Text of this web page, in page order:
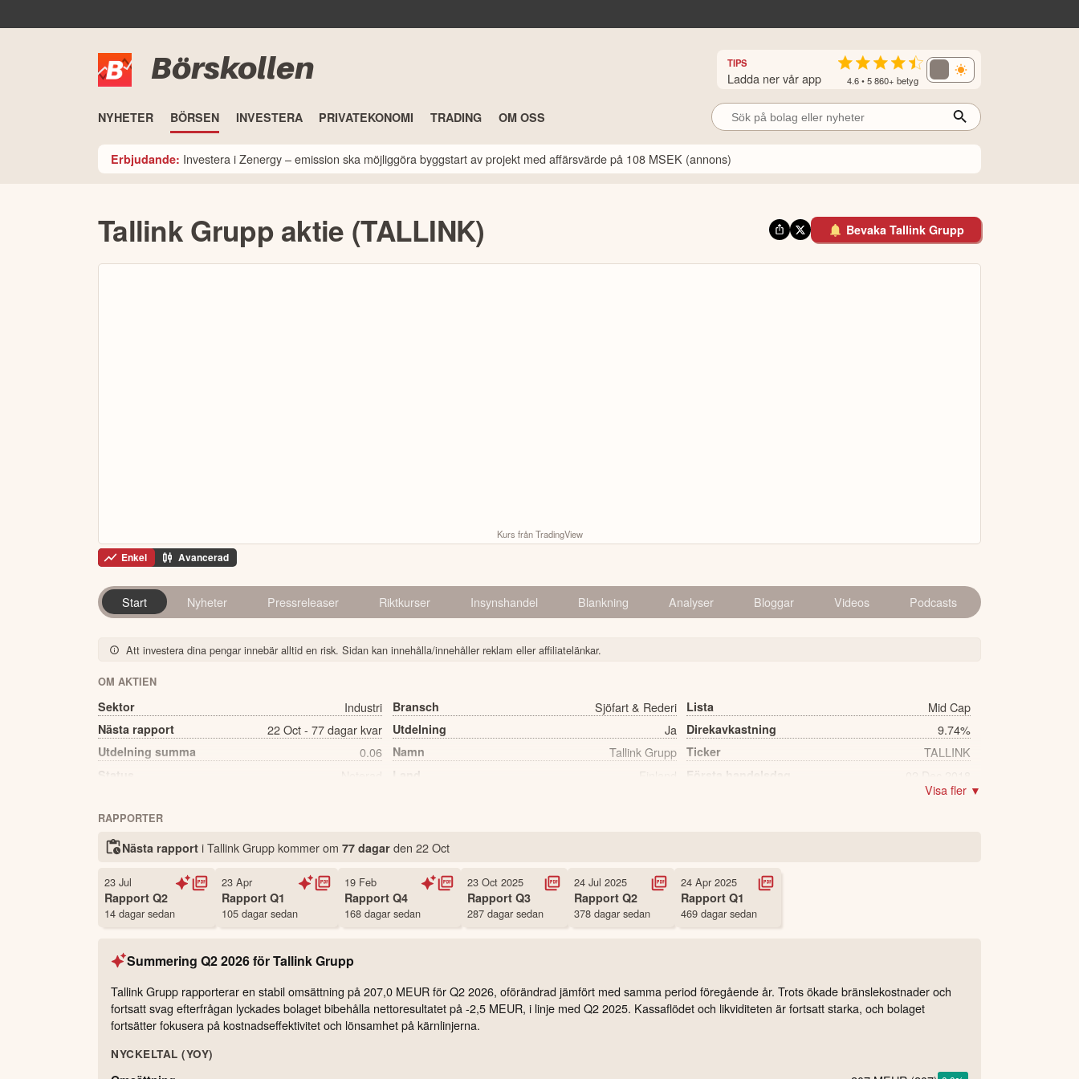
Börskollen TIPS
Ladda ner vår app 4.6 • 5 860+ betyg
NYHETER BÖRSEN INVESTERA PRIVATEKONOMI TRADING OM OSS
Erbjudande: Investera i Zenergy – emission ska möjliggöra byggstart av projekt med affärsvärde på 108 MSEK (annons)
Tallink Grupp aktie (TALLINK) Bevaka Tallink Grupp
Kurs från TradingView
Enkel Avancerad
Start Nyheter Pressreleaser Riktkurser Insynshandel Blankning Analyser Bloggar Videos Podcasts
Att investera dina pengar innebär alltid en risk. Sidan kan innehålla/innehåller reklam eller affiliatelänkar.
OM AKTIEN
Sektor Industri Bransch Sjöfart & Rederi Lista Mid Cap
Nästa rapport 22 Oct - 77 dagar kvar Utdelning Ja Direkavkastning 9.74%
Utdelning summa 0.06 Namn Tallink Grupp Ticker TALLINK
Status Noterad Land Finland Första handelsdag 02 Dec 2018
4,960 st
Källa:Börsdata
Visa fler ▼
RAPPORTER
Nästa rapport i Tallink Grupp kommerom 77 dagar den 22 Oct
23 Jul
Rapport Q2
14 dagar sedan
23 Apr
Rapport Q1
105 dagar sedan
19 Feb
Rapport Q4
168 dagar sedan
23 Oct 2025
Rapport Q3
287 dagar sedan
24 Jul 2025
Rapport Q2
378 dagar sedan
24 Apr 2025
Rapport Q1
469 dagar sedan
Summering Q2 2026förTallink Grupp
Tallink Grupp rapporterar en stabil omsättning på 207,0 MEUR för Q2 2026, oförändrad jämfört med samma period föregående år. Trots ökade bränslekostnader och
fortsatt svag efterfrågan lyckades bolaget bibehålla nettoresultatet på -2,5 MEUR, i linje med Q2 2025. Kassaflödet och likviditeten är fortsatt starka, och bolaget
fortsätter fokusera på kostnadseffektivitet och lönsamhet på kärnlinjerna.
NYCKELTAL (YOY)